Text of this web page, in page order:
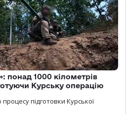
понад 1000 кілометрів
Курську операцію
підготовки Курської